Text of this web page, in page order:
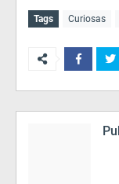
Tags Curiosas